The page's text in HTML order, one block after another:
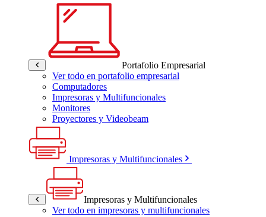
Portafolio Empresarial
Ver todo en portafolio empresarial
Computadores
Impresoras y Multifuncionales
Monitores
Proyectores y Videobeam
Impresoras y Multifuncionales
Impresoras y Multifuncionales
Ver todo en impresoras y multifuncionales